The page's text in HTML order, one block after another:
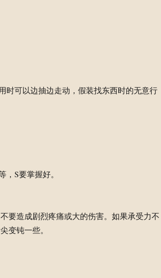
时可以边抽边走动，假装找东西时的无意行
S要掌握好。
要造成剧烈疼痛或大的伤害。如果承受力不
变钝一些。